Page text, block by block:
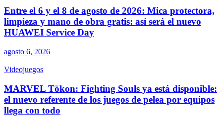
Entre el 6 y el 8 de agosto de 2026: Mica protectora,
limpieza y mano de obra gratis: así será el nuevo
HUAWEI Service Day
agosto 6, 2026
Videojuegos
MARVEL Tōkon: Fighting Souls ya está disponible:
el nuevo referente de los juegos de pelea por equipos
llega con todo